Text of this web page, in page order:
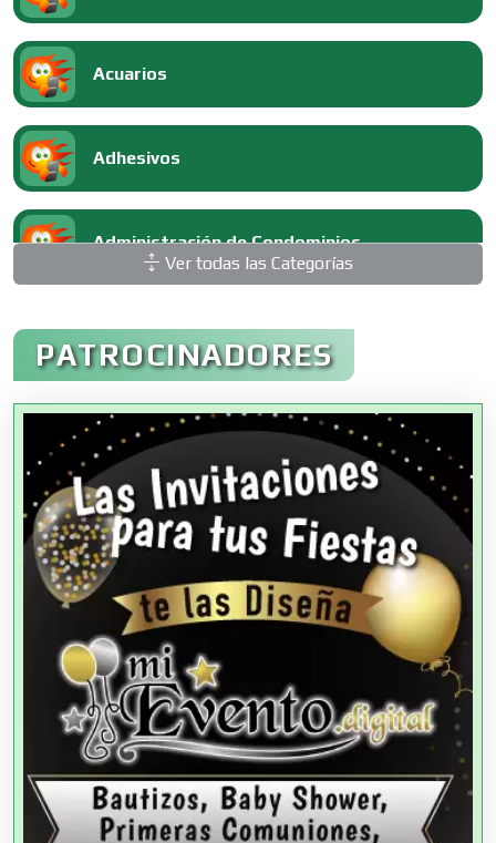
Acuarios
Adhesivos
Administración de Condominios
Administración de Empresas
Agencias Aduanales
Agencias de Autos
Agencias de Cobranza
Agencias de Colocación
Agencias de Modelos
Agencias de Publicidad
Ver todas las Categorías
PATROCINADORES